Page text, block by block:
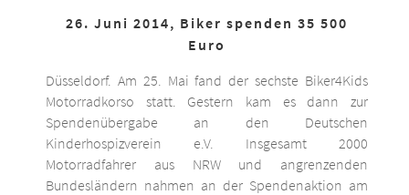
26. Juni 2014, Biker spenden 35 500
Euro
Düsseldorf. Am 25. Mai fand der sechste Biker4Kids
Motorradkorso statt. Gestern kam es dann zur
Spendenübergabe an den Deutschen
Kinderhospizverein e.V. Insgesamt 2000
Motorradfahrer aus NRW und angrenzenden
Bundesländern nahmen an der Spendenaktion am